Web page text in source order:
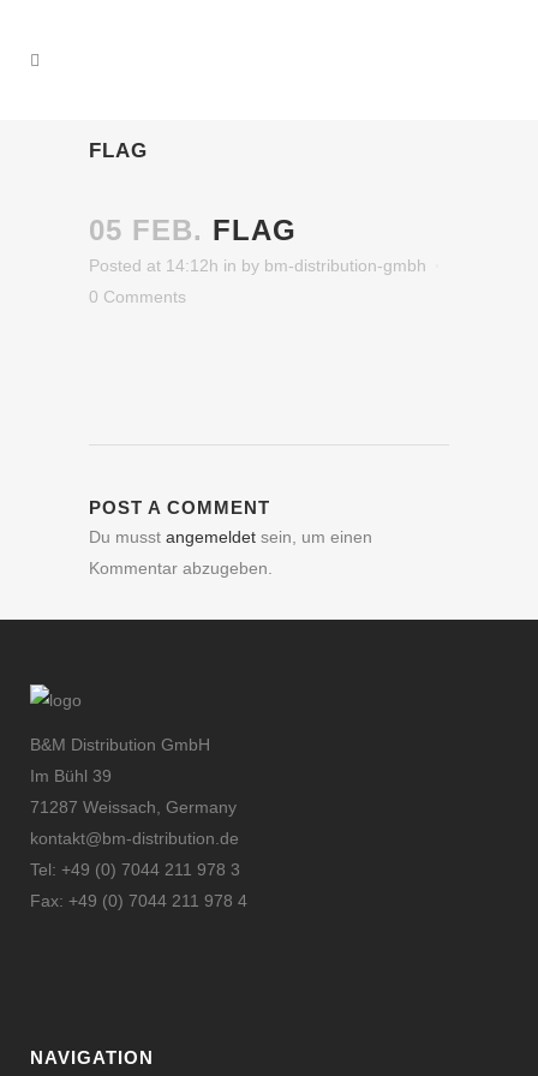
FLAG
05 FEB. FLAG
Posted at 14:12h in by bm-distribution-gmbh
0 Comments
POST A COMMENT
Du musst angemeldet sein, um einen
Kommentar abzugeben.
B&M Distribution GmbH
Im Bühl 39
71287 Weissach, Germany
kontakt@bm-distribution.de
Tel: +49 (0) 7044 211 978 3
Fax: +49 (0) 7044 211 978 4
NAVIGATION